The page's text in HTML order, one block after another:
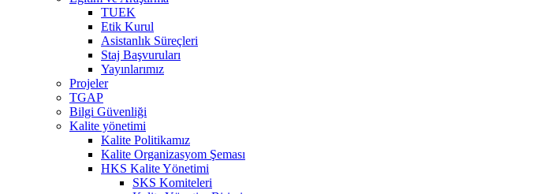
TUEK
Etik Kurul
Asistanlık Süreçleri
Staj Başvuruları
Yayınlarımız
Projeler
TGAP
Bilgi Güvenliği
Kalite yönetimi
Kalite Politikamız
Kalite Organizasyom Şeması
HKS Kalite Yönetimi
SKS Komiteleri